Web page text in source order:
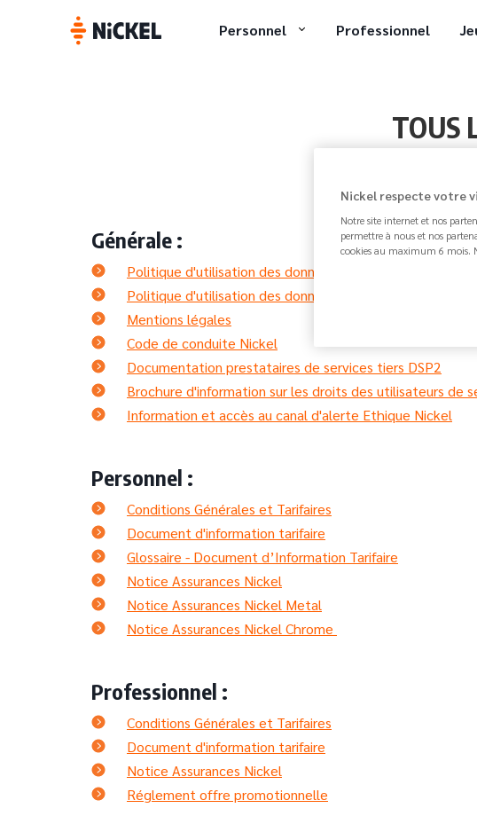
Personnel Professionnel
TOUS
Générale :
Politique d'utilisation des données personnelles clients
Politique d'utilisation des données personnelles des tiers
Mentions légales
Code de conduite Nickel
Documentation prestataires de services tiers DSP2
Brochure d'information sur les droits des utilisateurs de
Information et accès au canal d'alerte Ethique Nickel
Personnel :
Conditions Générales et Tarifaires
Document d'information tarifaire
Glossaire - Document d’Information Tarifaire
Notice Assurances Nickel
Notice Assurances Nickel Metal
Notice Assurances Nickel Chrome
Professionnel :
Conditions Générales et Tarifaires
Document d'information tarifaire
Notice Assurances Nickel
Réglement offre promotionnelle
Nickel respecte votre
Notre site internet et nos
permettre à nous et nos
cookies au maximum 6 mois.